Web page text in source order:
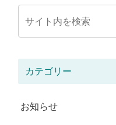
カテゴリー
お知らせ